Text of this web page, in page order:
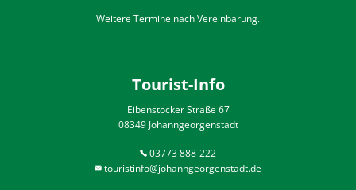
Weitere Termine nach Vereinbarung.
Tourist-Info
Eibenstocker Straße 67
08349 Johanngeorgenstadt
03773 888-222
touristinfo@johanngeorgenstadt.de